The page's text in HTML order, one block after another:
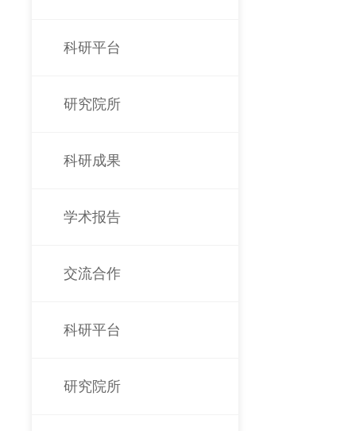
科研平台
研究院所
科研成果
学术报告
交流合作
科研平台
研究院所